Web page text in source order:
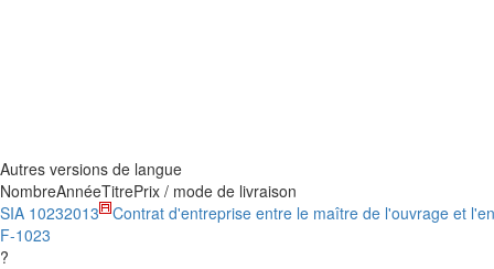
Autres versions de langue
NombreAnnéeTitrePrix / mode de livraison
SIA 1023
F-1023
?
2013 Contrat d'entreprise entre le maître de l'ouvrage et